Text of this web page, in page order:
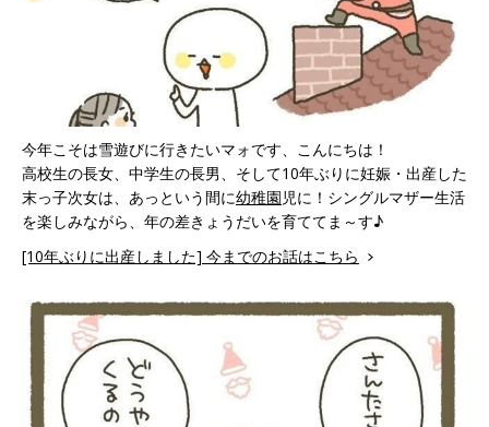
今年こそは雪遊びに行きたいマォです、こんにちは！
高校生の長女、中学生の長男、そして10年ぶりに妊娠・出産した
末っ子次女は、あっという間に幼稚園児に！シングルマザー生活
を楽しみながら、年の差きょうだいを育ててま～す♪
[10年ぶりに出産しました] 今までのお話はこちら